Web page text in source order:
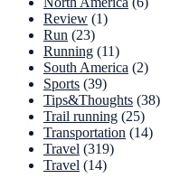
Review (1)
Run (23)
Running (11)
South America (2)
Sports (39)
Tips&Thoughts (38)
Trail running (25)
Transportation (14)
Travel (319)
Travel (14)